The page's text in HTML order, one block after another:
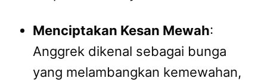
Menciptakan Kesan Mewah:
Anggrek dikenal sebagai bunga
yang melambangkan kemewahan,